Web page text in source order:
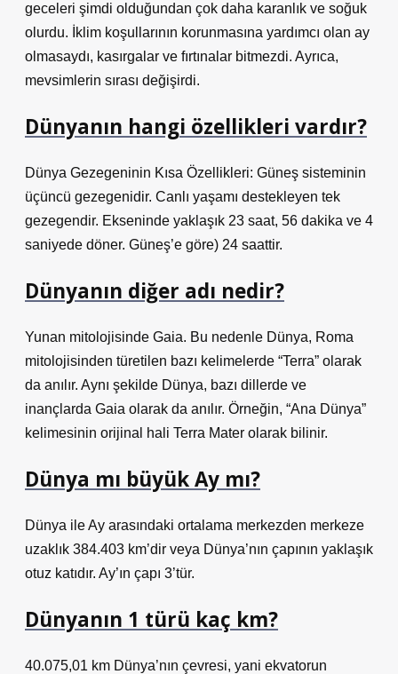
geceleri şimdi olduğundan çok daha karanlık ve soğuk
olurdu. İklim koşullarının korunmasına yardımcı olan ay
olmasaydı, kasırgalar ve fırtınalar bitmezdi. Ayrıca,
mevsimlerin sırası değişirdi.
Dünyanın hangi özellikleri vardır?
Dünya Gezegeninin Kısa Özellikleri: Güneş sisteminin
üçüncü gezegenidir. Canlı yaşamı destekleyen tek
gezegendir. Ekseninde yaklaşık 23 saat, 56 dakika ve 4
saniyede döner. Güneş’e göre) 24 saattir.
Dünyanın diğer adı nedir?
Yunan mitolojisinde Gaia. Bu nedenle Dünya, Roma
mitolojisinden türetilen bazı kelimelerde “Terra” olarak
da anılır. Aynı şekilde Dünya, bazı dillerde ve
inançlarda Gaia olarak da anılır. Örneğin, “Ana Dünya”
kelimesinin orijinal hali Terra Mater olarak bilinir.
Dünya mı büyük Ay mı?
Dünya ile Ay arasındaki ortalama merkezden merkeze
uzaklık 384.403 km’dir veya Dünya’nın çapının yaklaşık
otuz katıdır. Ay’ın çapı 3’tür.
Dünyanın 1 türü kaç km?
40.075,01 km Dünya’nın çevresi, yani ekvatorun